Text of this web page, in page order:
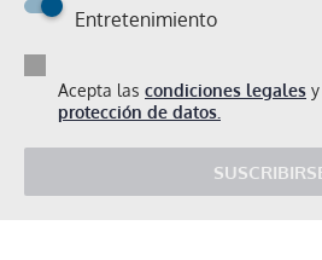
Entretenimiento
Acepta las condiciones legales
protección de datos.